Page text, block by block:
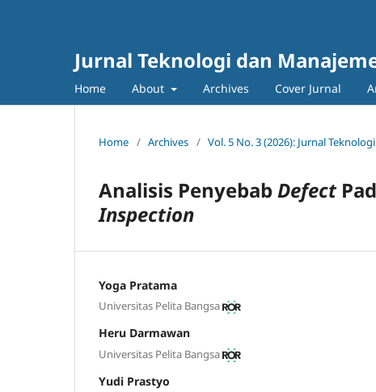
Jurnal Teknologi dan
Home About Archives Cover Jurnal
Home / Archives / Vol. 5 No. 3 (2026): Jurnal
Analisis Penyebab Defect
Inspection
Yoga Pratama
Universitas Pelita Bangsa
Heru Darmawan
Universitas Pelita Bangsa
Yudi Prastyo